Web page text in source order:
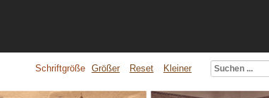
Schriftgröße Größer Reset Kleiner